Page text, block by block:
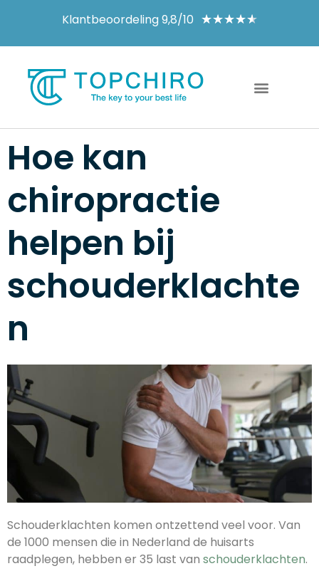
Klantbeoordeling 9,8/10 ★★★★★
Hoe kan
chiropractie
helpen bij
schouderklachte
n
Schouderklachten komen ontzettend veel voor. Van
de 1000 mensen die in Nederland de huisarts
raadplegen, hebben er 35 last van schouderklachten.